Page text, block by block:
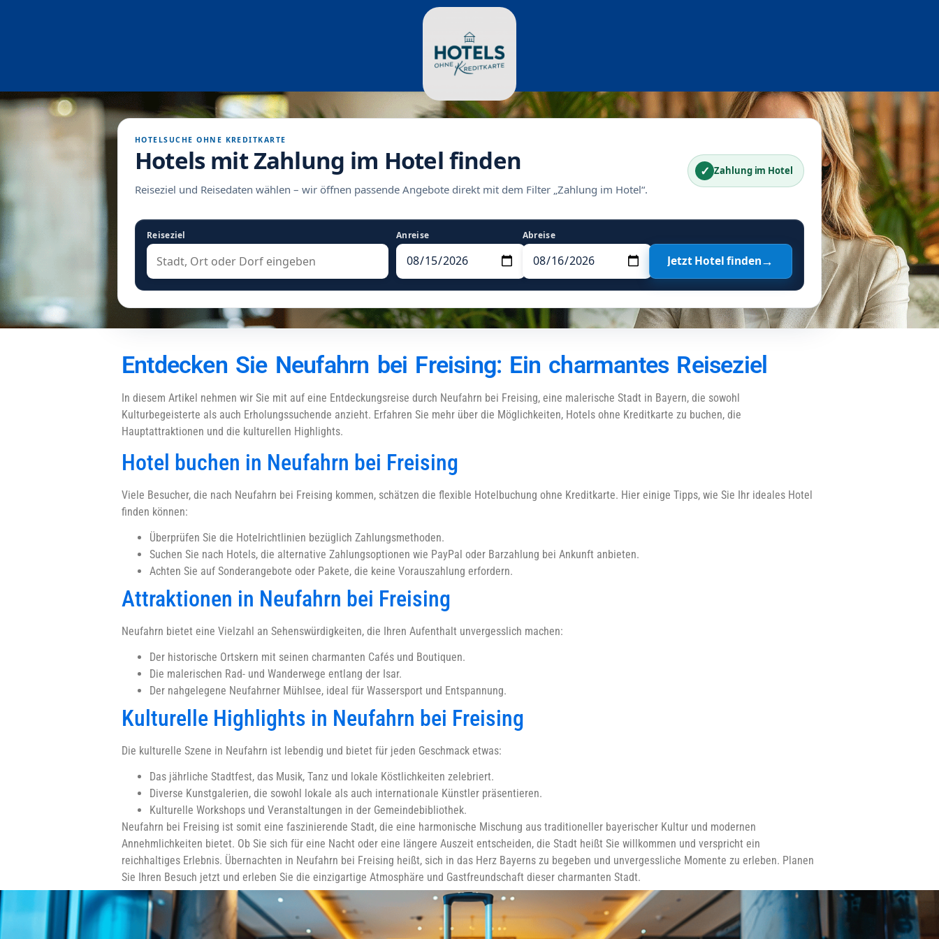
HOTELSUCHE OHNE KREDITKARTE
Hotels mit Zahlung im Hotel finden
Reiseziel und Reisedaten wählen – wir öffnen passende Angebote direkt mit dem Filter „Zahlung im Hotel“.
✓ Zahlung im Hotel
Reiseziel Anreise Abreise
Jetzt Hotel finden→
Entdecken Sie Neufahrn bei Freising: Ein charmantes Reiseziel
In diesem Artikel nehmen wir Sie mit auf eine Entdeckungsreise durch Neufahrn bei Freising, eine malerische Stadt in Bayern, die sowohl
Kulturbegeisterte als auch Erholungssuchende anzieht. Erfahren Sie mehr über die Möglichkeiten, Hotels ohne Kreditkarte zu buchen, die
Hauptattraktionen und die kulturellen Highlights.
Hotel buchen in Neufahrn bei Freising
Viele Besucher, die nach Neufahrn bei Freising kommen, schätzen die flexible Hotelbuchung ohne Kreditkarte. Hier einige Tipps, wie Sie Ihr ideales Hotel
finden können:
Überprüfen Sie die Hotelrichtlinien bezüglich Zahlungsmethoden.
Suchen Sie nach Hotels, die alternative Zahlungsoptionen wie PayPal oder Barzahlung bei Ankunft anbieten.
Achten Sie auf Sonderangebote oder Pakete, die keine Vorauszahlung erfordern.
Attraktionen in Neufahrn bei Freising
Neufahrn bietet eine Vielzahl an Sehenswürdigkeiten, die Ihren Aufenthalt unvergesslich machen:
Der historische Ortskern mit seinen charmanten Cafés und Boutiquen.
Die malerischen Rad- und Wanderwege entlang der Isar.
Der nahgelegene Neufahrner Mühlsee, ideal für Wassersport und Entspannung.
Kulturelle Highlights in Neufahrn bei Freising
Die kulturelle Szene in Neufahrn ist lebendig und bietet für jeden Geschmack etwas:
Das jährliche Stadtfest, das Musik, Tanz und lokale Köstlichkeiten zelebriert.
Diverse Kunstgalerien, die sowohl lokale als auch internationale Künstler präsentieren.
Kulturelle Workshops und Veranstaltungen in der Gemeindebibliothek.
Neufahrn bei Freising ist somit eine faszinierende Stadt, die eine harmonische Mischung aus traditioneller bayerischer Kultur und modernen
Annehmlichkeiten bietet. Ob Sie sich für eine Nacht oder eine längere Auszeit entscheiden, die Stadt heißt Sie willkommen und verspricht ein
reichhaltiges Erlebnis. Übernachten in Neufahrn bei Freising heißt, sich in das Herz Bayerns zu begeben und unvergessliche Momente zu erleben. Planen
Sie Ihren Besuch jetzt und erleben Sie die einzigartige Atmosphäre und Gastfreundschaft dieser charmanten Stadt.